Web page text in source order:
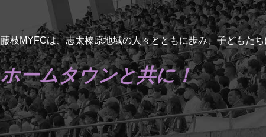
藤枝MYFCは、志太榛原地域の人々とともに歩み、子どもた
ホームタウンと共に！